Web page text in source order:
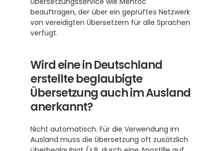
beauftragen, der über ein geprüftes Netzwerk
von vereidigten Übersetzern für alle Sprachen
verfügt.
Wird eine in Deutschland
erstellte beglaubigte
Übersetzung auch im Ausland
anerkannt?
Nicht automatisch. Für die Verwendung im
Ausland muss die Übersetzung oft zusätzlich